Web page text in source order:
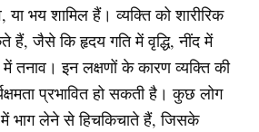
भय शामिल हैं। व्यक्ति को शारीरिक
हैं, जैसे कि हृदय गति में वृद्धि, नींद में
में तनाव। इन लक्षणों के कारण व्यक्ति की
प्रभावित हो सकती है। कुछ लोग
में भाग लेने से हिचकिचाते हैं, जिसके